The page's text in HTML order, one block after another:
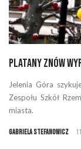
Platany znów
Jelenia Góra
Zespołu Szkół
miasta.
Gabriela Stefanowicz